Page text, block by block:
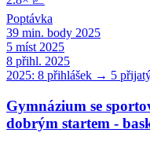
Poptávka
39 min. body 2025
5 míst 2025
8 přihl. 2025
2025: 8 přihlášek → 5
Gymnázium se
dobrým startem -